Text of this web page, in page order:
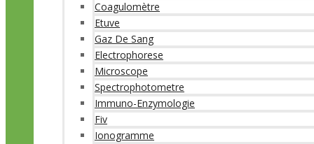
Coagulomètre
Etuve
Gaz De Sang
Electrophorese
Microscope
Spectrophotometre
Immuno-Enzymologie
Fiv
Ionogramme